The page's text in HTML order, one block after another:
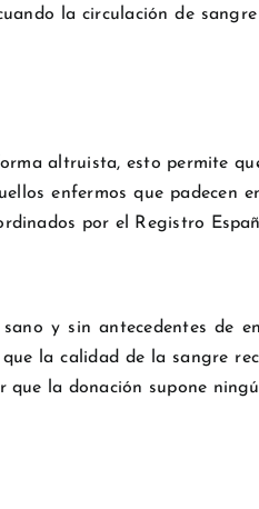
la circulación de
altruista, esto permite
enfermos que padecen
por el Registro
y sin antecedentes de
la calidad de la sangre
que la donación supone